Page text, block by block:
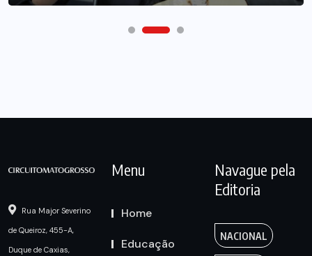
Rua Major Severino
de Queiroz, 455-A,
Duque de Caxias,
Menu
Home
Educação
Navague pela
Editoria
NACIONAL